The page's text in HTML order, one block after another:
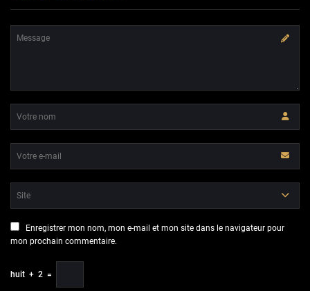
Enregistrer mon nom, mon e-mail et mon site dans le navigateur pour
mon prochain commentaire.
huit + 2 =